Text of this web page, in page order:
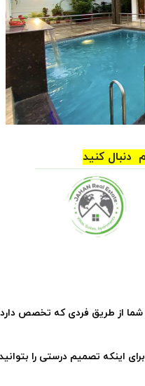
دنبال کنید
شما از طریق فردی که تخصص دارد
تصمیم درستی را